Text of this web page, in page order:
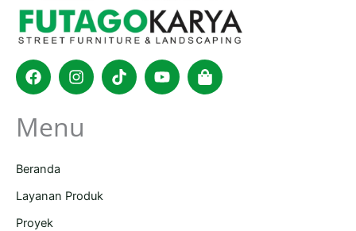
FacebookInstagram
TiktokYoutubeShopping-
bag
Menu
Beranda
Layanan Produk
Proyek